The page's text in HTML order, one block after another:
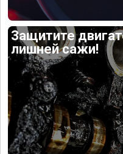
Защитите
лишней сажи!